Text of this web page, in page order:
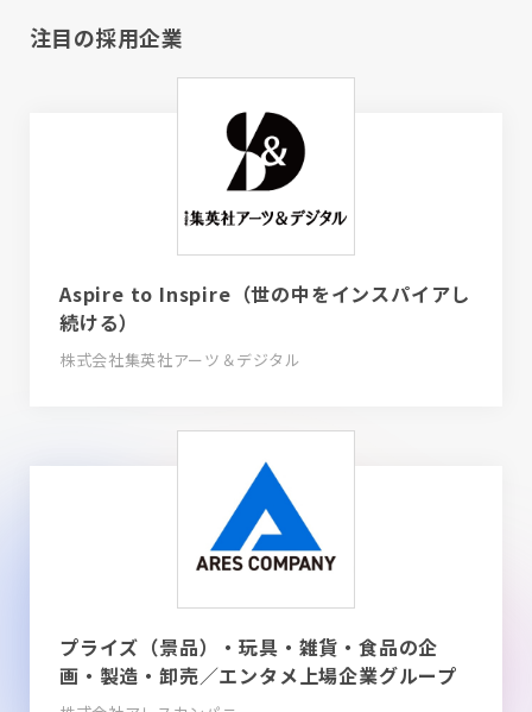
注目の採用企業
Aspire to Inspire（世の中をインスパイアし
続ける）
株式会社集英社アーツ＆デジタル
プライズ（景品）・玩具・雑貨・食品の企
画・製造・卸売／エンタメ上場企業グループ